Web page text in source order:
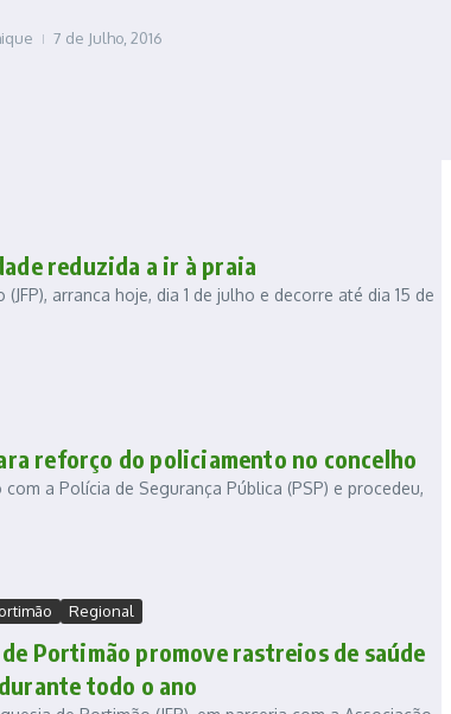
7 de Julho, 2016
reduzida a ir à praia
arranca hoje, dia 1 de julho e decorre até dia 15 de
reforço do policiamento no concelho
a Polícia de Segurança Pública (PSP) e procedeu,
Regional
Portimão promove rastreios de saúde
todo o ano